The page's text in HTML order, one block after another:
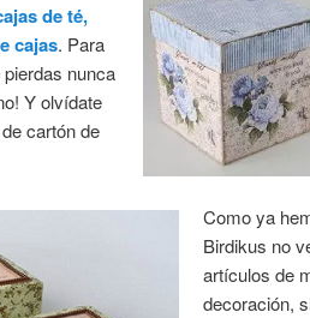
de té,
cajas. Para
nunca
Y olvídate
cartón de
Como ya
Birdikus no
artículos de
decoración,